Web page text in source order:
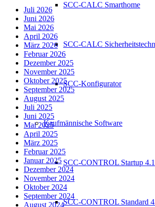
SCC-CALC Smarthome
SCC-CALC
SCC-Konfigurator
Kaufmännische Software
SCC-CONTROL Startup 4.1
SCC-CONTROL Standard
Juli 2026
Juni 2026
Mai 2026
April 2026
März 2026
Februar 2026
Dezember 2025
November 2025
Oktober 2025
September 2025
August 2025
Juli 2025
Juni 2025
Mai 2025
April 2025
März 2025
Februar 2025
Januar 2025
Dezember 2024
November 2024
Oktober 2024
September 2024
August 2024